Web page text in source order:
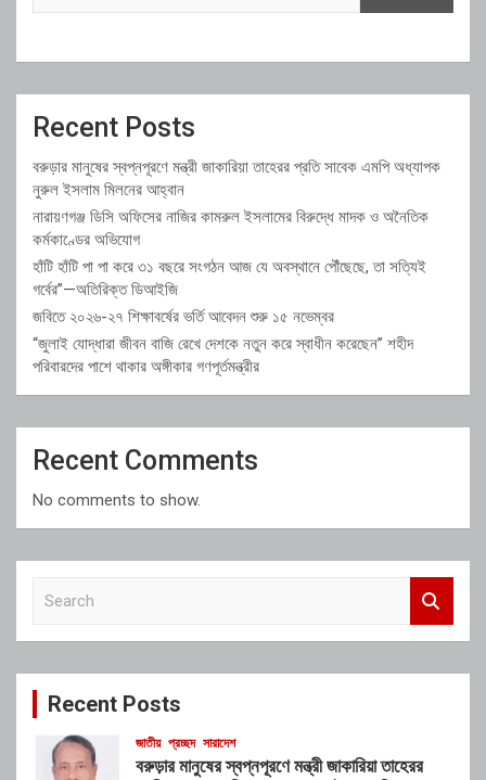
Recent Posts
বরুড়ার মানুষের স্বপ্নপূরণে মন্ত্রী জাকারিয়া তাহেরর প্রতি সাবেক এমপি অধ্যাপক
নুরুল ইসলাম মিলনের আহ্বান
নারায়ণগঞ্জ ডিসি অফিসের নাজির কামরুল ইসলামের বিরুদ্ধে মাদক ও অনৈতিক
কর্মকাণ্ডের অভিযোগ
হাঁটি হাঁটি পা পা করে ৩১ বছরে সংগঠন আজ যে অবস্থানে পৌঁছেছে, তা সত্যিই
গর্বের”—অতিরিক্ত ডিআইজি
জবিতে ২০২৬-২৭ শিক্ষাবর্ষের ভর্তি আবেদন শুরু ১৫ নভেম্বর
“জুলাই যোদ্ধারা জীবন বাজি রেখে দেশকে নতুন করে স্বাধীন করেছেন” শহীদ
পরিবারদের পাশে থাকার অঙ্গীকার গণপূর্তমন্ত্রীর
Recent Comments
No comments to show.
c
Recent Posts
জাতীয় প্রচ্ছদ সারাদেশ
বরুড়ার মানুষের স্বপ্নপূরণে মন্ত্রী জাকারিয়া তাহেরর